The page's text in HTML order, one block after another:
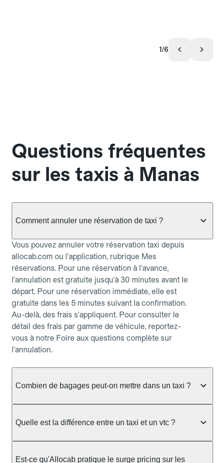
1/6
Questions fréquentes
sur les taxis à Manas
Comment annuler une réservation de taxi ?
Vous pouvez annuler votre réservation taxi depuis
allocab.com ou l'application, rubrique Mes
réservations. Pour une réservation à l'avance,
l'annulation est gratuite jusqu'à 30 minutes avant le
départ. Pour une réservation immédiate, elle est
gratuite dans les 5 minutes suivant la confirmation.
Au-delà, des frais s'appliquent. Pour consulter le
détail des frais par gamme de véhicule, reportez-
vous à notre Foire aux questions complète sur
l'annulation.
Combien de bagages peut-on mettre dans un taxi ?
taxi berline accueille en général jusqu'à 3 bagages
ou nombreux, précisez-le dans le champ "Message
au chauffeur" lors de la réservation. Le prix n'est
Quelle est la différence entre un taxi et un vtc ?
prendre en charge directement dans la rue, à une
Est-ce qu'Allocab pratique le surge pricing sur les